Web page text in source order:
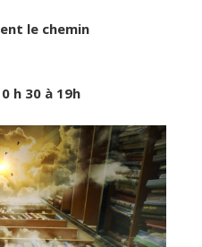
le chemin
h 30 à 19h